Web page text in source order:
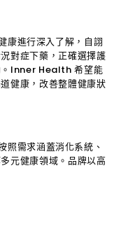
進行深入了解，自詡
對症下藥，正確選擇護
。Inner Health 希望能
健康，改善整體健康狀
照需求涵蓋消化系統、
元健康領域。品牌以高